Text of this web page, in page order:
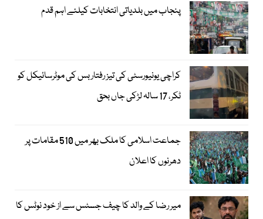
پنجاب میں بلدیاتی انتخابات کیلئے اہم قدم
کراچی یونیورسٹی کی تیز رفتار بس کی موٹرسائیکل کو
ٹکر، 17 سالہ لڑکی جاں بحق
جماعت اسلامی کا ملک بھر میں 510 مقامات پر
دھرنوں کا اعلان
میر رضا کے والد کا چیف جسٹس سے از خود نوٹس کا